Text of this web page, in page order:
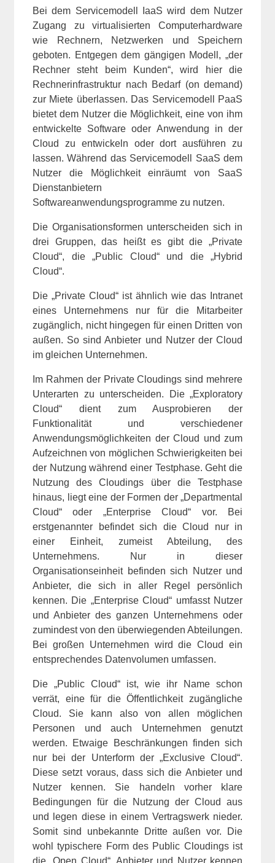
Bei dem Servicemodell IaaS wird dem Nutzer
Zugang zu virtualisierten Computerhardware
wie Rechnern, Netzwerken und Speichern
geboten. Entgegen dem gängigen Modell, „der
Rechner steht beim Kunden“, wird hier die
Rechnerinfrastruktur nach Bedarf (on demand)
zur Miete überlassen. Das Servicemodell PaaS
bietet dem Nutzer die Möglichkeit, eine von ihm
entwickelte Software oder Anwendung in der
Cloud zu entwickeln oder dort ausführen zu
lassen. Während das Servicemodell SaaS dem
Nutzer die Möglichkeit einräumt von SaaS
Dienstanbietern
Softwareanwendungsprogramme zu nutzen.
Die Organisationsformen unterscheiden sich in
drei Gruppen, das heißt es gibt die „Private
Cloud“, die „Public Cloud“ und die „Hybrid
Cloud“.
Die „Private Cloud“ ist ähnlich wie das Intranet
eines Unternehmens nur für die Mitarbeiter
zugänglich, nicht hingegen für einen Dritten von
außen. So sind Anbieter und Nutzer der Cloud
im gleichen Unternehmen.
Im Rahmen der Private Cloudings sind mehrere
Unterarten zu unterscheiden. Die „Exploratory
Cloud“ dient zum Ausprobieren der
Funktionalität und verschiedener
Anwendungsmöglichkeiten der Cloud und zum
Aufzeichnen von möglichen Schwierigkeiten bei
der Nutzung während einer Testphase. Geht die
Nutzung des Cloudings über die Testphase
hinaus, liegt eine der Formen der „Departmental
Cloud“ oder „Enterprise Cloud“ vor. Bei
erstgenannter befindet sich die Cloud nur in
einer Einheit, zumeist Abteilung, des
Unternehmens. Nur in dieser
Organisationseinheit befinden sich Nutzer und
Anbieter, die sich in aller Regel persönlich
kennen. Die „Enterprise Cloud“ umfasst Nutzer
und Anbieter des ganzen Unternehmens oder
zumindest von den überwiegenden Abteilungen.
Bei großen Unternehmen wird die Cloud ein
entsprechendes Datenvolumen umfassen.
Die „Public Cloud“ ist, wie ihr Name schon
verrät, eine für die Öffentlichkeit zugängliche
Cloud. Sie kann also von allen möglichen
Personen und auch Unternehmen genutzt
werden. Etwaige Beschränkungen finden sich
nur bei der Unterform der „Exclusive Cloud“.
Diese setzt voraus, dass sich die Anbieter und
Nutzer kennen. Sie handeln vorher klare
Bedingungen für die Nutzung der Cloud aus
und legen diese in einem Vertragswerk nieder.
Somit sind unbekannte Dritte außen vor. Die
wohl typischere Form des Public Cloudings ist
die „Open Cloud“. Anbieter und Nutzer kennen